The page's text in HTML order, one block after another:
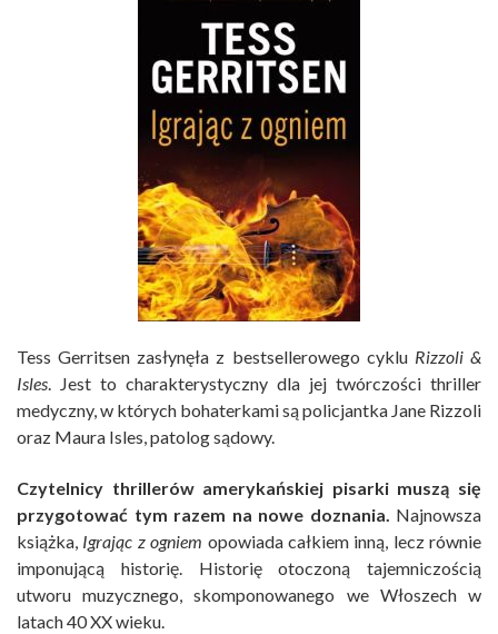
Tess Gerritsen zasłynęła z bestsellerowego cyklu Rizzoli &
Isles. Jest to charakterystyczny dla jej twórczości thriller
medyczny, w których bohaterkami są policjantka Jane Rizzoli
oraz Maura Isles, patolog sądowy.
Czytelnicy thrillerów amerykańskiej pisarki muszą się
przygotować tym razem na nowe doznania. Najnowsza
książka, Igrając z ogniem opowiada całkiem inną, lecz równie
imponującą historię. Historię otoczoną tajemniczością
utworu muzycznego, skomponowanego we Włoszech w
latach 40 XX wieku.